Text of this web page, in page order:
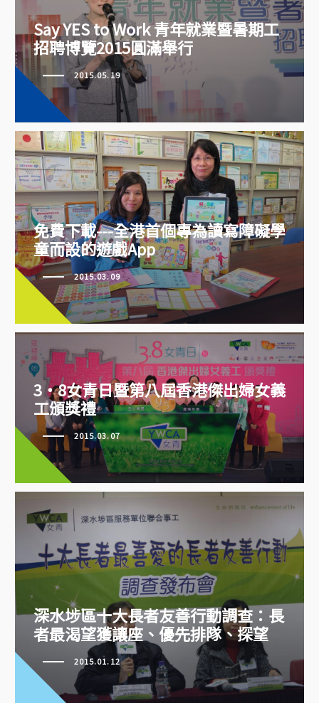
Say YES to Work 青年就業暨暑期
工招聘博覽2015圓滿舉行
Say YES to Work 青年就業暨暑期工
招聘博覽2015圓滿舉行
2015.05.19
免費下載---全港首個專為讀寫障礙
學童而設的遊戲App
免費下載---全港首個專為讀寫障礙學
童而設的遊戲App
2015.03.09
3‧8女青日暨第八屆香港傑出婦女
義工頒獎禮
3‧8女青日暨第八屆香港傑出婦女義
工頒獎禮
2015.03.07
深水埗區十大長者友善行動調查：
長者最渴望獲讓座、優先排隊、探
深水埗區十大長者友善行動調查：長
者最渴望獲讓座、優先排隊、探望
2015.01.12